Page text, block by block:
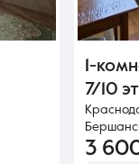
1-
7/10
3